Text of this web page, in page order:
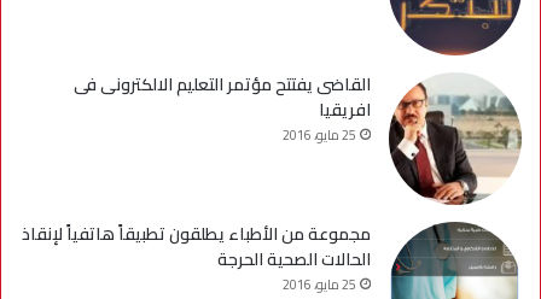
القاضى يفتتح مؤتمر التعليم الالكترونى فى
افريقيا
25 مايو، 2016
مجموعة من الأطباء يطلقون تطبيقاً هاتفياً لإنقاذ
الحالات الصحية الحرجة
25 مايو، 2016